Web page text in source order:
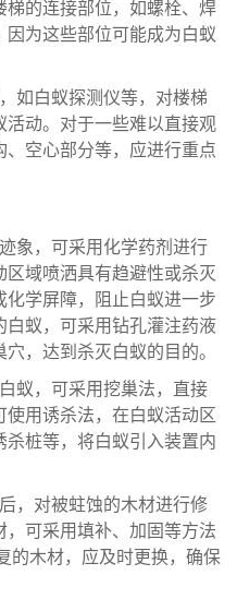
梯的连接部位，如螺栓、焊
为这些部位可能成为白蚁
如白蚁探测仪等，对楼梯
活动。对于一些难以直接观
空心部分等，应进行重点
象，可采用化学药剂进行
区域喷洒具有趋避性或杀灭
学屏障，阻止白蚁进一步
白蚁，可采用钻孔灌注药液
，达到杀灭白蚁的目的。
蚁，可采用挖巢法，直接
用诱杀法，在白蚁活动区
桩等，将白蚁引入装置内
，对被蛀蚀的木材进行修
可采用填补、加固等方法
的木材，应及时更换，确保